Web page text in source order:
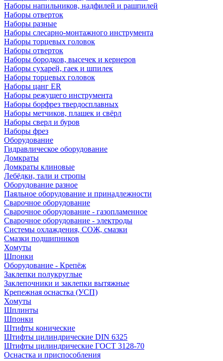
Наборы напильников, надфилей и рашпилей
Наборы отверток
Наборы разные
Наборы слесарно-монтажного инструмента
Наборы торцевых головок
Наборы отверток
Наборы бородков, высечек и кернеров
Наборы сухарей, гаек и шпилек
Наборы торцевых головок
Наборы цанг ER
Наборы режущего инструмента
Наборы борфрез твердосплавных
Наборы метчиков, плашек и свёрл
Наборы сверл и буров
Наборы фрез
Оборудование
Гидравлическое оборудование
Домкраты
Домкраты клиновые
Лебёдки, тали и стропы
Оборудование разное
Паяльное оборудование и принадлежности
Сварочное оборудование
Сварочное оборудование - газопламенное
Сварочное оборудование - электроды
Системы охлаждения, СОЖ, смазки
Смазки подшипников
Хомуты
Шпонки
Оборудование - Крепёж
Заклепки полукруглые
Заклепочники и заклепки вытяжные
Крепежная оснастка (УСП)
Хомуты
Шплинты
Шпонки
Штифты конические
Штифты цилиндрические DIN 6325
Штифты цилиндрические ГОСТ 3128-70
Оснастка и приспособления